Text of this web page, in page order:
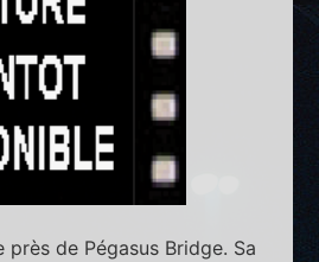
près de Pégasus Bridge. Sa